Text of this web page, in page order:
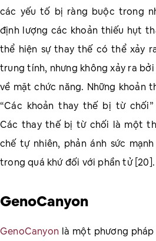
các yếu tố bị ràng buộc trong
định lượng các khoản thiếu hụt
thể hiện sự thay thế có thể xảy
trung tính, nhưng không xảy ra
về mặt chức năng. Những khoản
“Các khoản thay thế bị từ
Các thay thế bị từ chối là một
chế tự nhiên, phản ánh sức
trong quá khứ đối với phần tử [20].
GenoCanyon
GenoCanyon là một phương